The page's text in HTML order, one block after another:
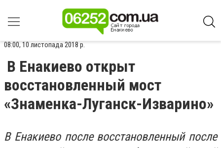
08:00, 10 листопада 2018 р.
В Енакиево открыт
восстановленный мост
«Знаменка-Луганск-Изварино»
В Енакиево после восстановленный после